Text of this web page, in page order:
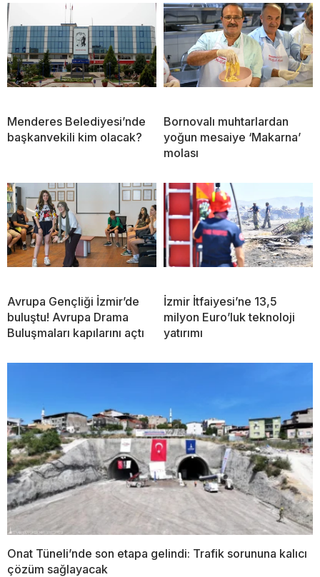
Menderes Belediyesi’nde
başkanvekili kim olacak?
Bornovalı muhtarlardan
yoğun mesaiye ‘Makarna’
molası
Avrupa Gençliği İzmir’de
buluştu! Avrupa Drama
Buluşmaları kapılarını açtı
İzmir İtfaiyesi’ne 13,5
milyon Euro’luk teknoloji
yatırımı
Onat Tüneli’nde son etapa gelindi: Trafik sorununa kalıcı
çözüm sağlayacak